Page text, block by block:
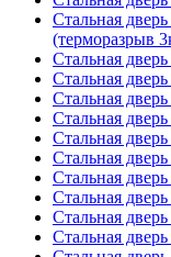
Стальная
(терморазрыв
Стальная
Стальная
Стальная
Стальная
Стальная
Стальная
Стальная
Стальная
Стальная
Стальная